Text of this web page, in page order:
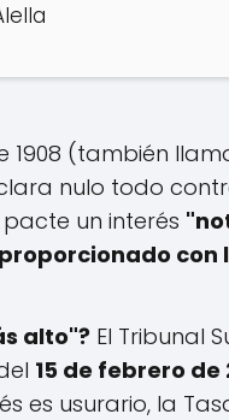
1908 (también
nulo todo
un interés
con
alto"? El Tribunal
15 de febrero de
es usurario, la